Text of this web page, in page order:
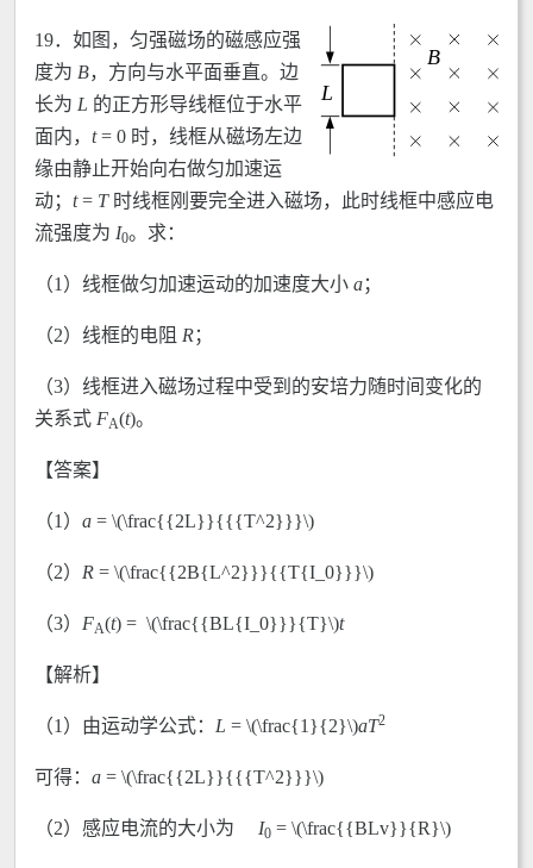
19． 如图，匀强磁场的磁感应强
度为 B，方向与水平面垂直。边
长为 L 的正方形导线框位于水平
面内， t= 0 时，线框从磁场左边
缘由静止开始向右做匀加速运
动； t= T时线框刚要完全进入磁场，此时线框中感应电
流强度为 I0。求：
（1）线框做匀加速运动的加速度大小 a；
（2）线框的电阻 R；
（3）线框进入磁场过程中受到的安培力随时间变化的
关系式 FA(t)。
【答案】
（1） a = \(\frac{{2L}}{{{T^2}}}\)
（2） R = \(\frac{{2B{L^2}}}{{T{I_0}}}\)
（3） FA(t) = \(\frac{{BL{I_0}}}{T}\)t
【解析】
（1）由运动学公式： L = \(\frac{1}{2}\)aT2
可得： a = \(\frac{{2L}}{{{T^2}}}\)
（2）感应电流的大小为 I0 = \(\frac{{BLv}}{R}\)